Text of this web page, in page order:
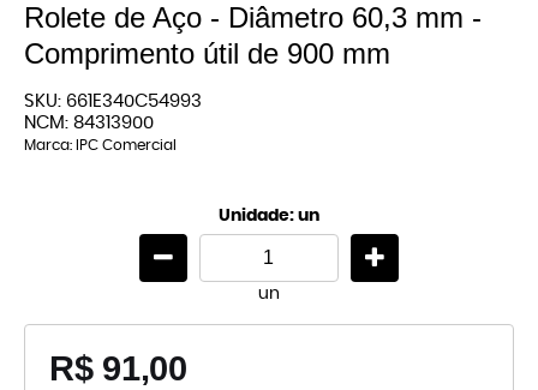
Rolete de Aço - Diâmetro 60,3 mm -
Comprimento útil de 900 mm
SKU: 661E340C54993
NCM: 84313900
Marca: IPC Comercial
Unidade: un
un
R$ 91,00